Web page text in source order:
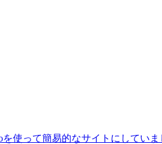
使って簡易的なサイトにして